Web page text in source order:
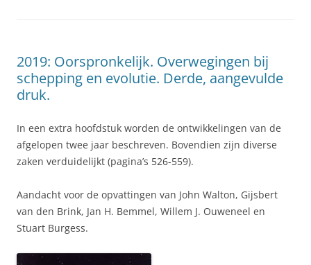
2019: Oorspronkelijk. Overwegingen bij
schepping en evolutie. Derde, aangevulde
druk.
In een extra hoofdstuk worden de ontwikkelingen van de
afgelopen twee jaar beschreven. Bovendien zijn diverse
zaken verduidelijkt (pagina’s 526-559).
Aandacht voor de opvattingen van John Walton, Gijsbert
van den Brink, Jan H. Bemmel, Willem J. Ouweneel en
Stuart Burgess.